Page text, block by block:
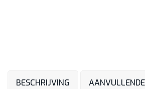
BESCHRIJVING